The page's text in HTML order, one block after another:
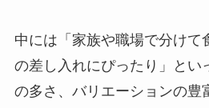
中には「家族や職場で分けて
の差し入れにぴったり」とい
の多さ、バリエーションの豊